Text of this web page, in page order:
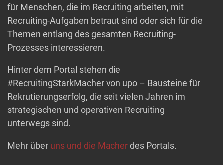
für Menschen, die im Recruiting arbeiten, mit
Recruiting-Aufgaben betraut sind oder sich für die
Themen entlang des gesamten Recruiting-
Prozesses interessieren.
Hinter dem Portal stehen die
#RecruitingStarkMacher von upo – Bausteine für
Rekrutierungserfolg, die seit vielen Jahren im
strategischen und operativen Recruiting
unterwegs sind.
Mehr über uns und die Macherdes Portals.